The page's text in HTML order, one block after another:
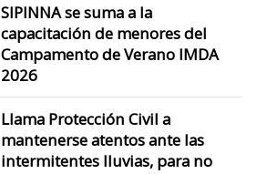
SIPINNA se suma a la
capacitación de menores del
Campamento de Verano IMDA
2026
Llama Protección Civil a
mantenerse atentos ante las
intermitentes lluvias, para no